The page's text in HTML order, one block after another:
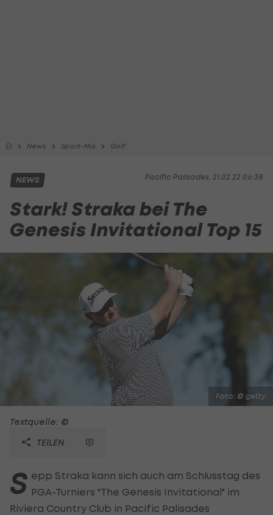
News Sport-Mix Golf
Pacific Palisades, 21.02.22 06:38
NEWS
Stark! Straka bei The
Genesis Invitational Top 15
Foto: © getty
Textquelle: ©
TEILEN
S epp Straka kann sich auch am Schlusstag des
PGA-Turniers "The Genesis Invitational" im
Riviera Country Club in Pacific Palisades